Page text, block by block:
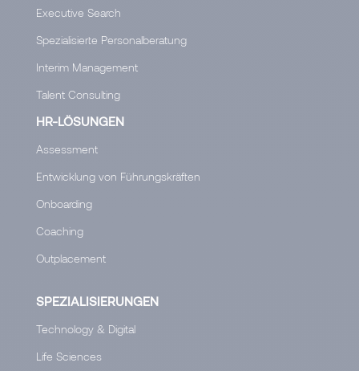
Executive Search
Spezialisierte Personalberatung
Interim Management
Talent Consulting
HR-LÖSUNGEN
Assessment
Entwicklung von Führungskräften
Onboarding
Coaching
Outplacement
SPEZIALISIERUNGEN
Technology & Digital
Life Sciences